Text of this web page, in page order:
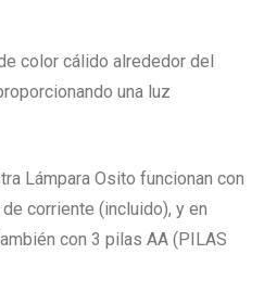
color cálido alrededor del
una luz
Lámpara Osito funcionan con
corriente (incluido), y en
con 3 pilas AA (PILAS